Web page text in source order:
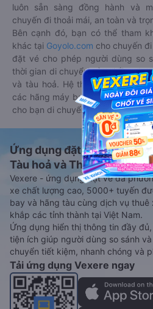
luôn sẵn sàng đồng hành và
chuyến đi thoải mái, an toàn và
Bên cạnh đó, bạn có thể tham
khác tại Goyolo.com cho chuyến
đặt vé cho phép người dùng so
thời gian di chuyển của nhiều
và tàu hoả. Hệ thống của
các hãng máy bay, xe khách và
cho bạn di chuyển.
Ứng dụng đặt vé Xe khách,
Tàu hoả và Thuê xe
Vexere - ứng dụng đặt vé đa
xe chất lượng cao, 5000+ tuyến
bay và hãng tàu cùng dịch vụ thuê
khắp các tỉnh thành tại Việt Nam.
Ứng dụng hiển thị thông tin đầy
tiện ích giúp người dùng so sánh
chuyển tiết kiệm, nhanh chóng và
Tải ứng dụng Vexere ngay